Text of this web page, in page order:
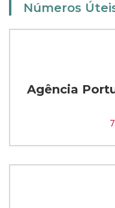
Números
Agência